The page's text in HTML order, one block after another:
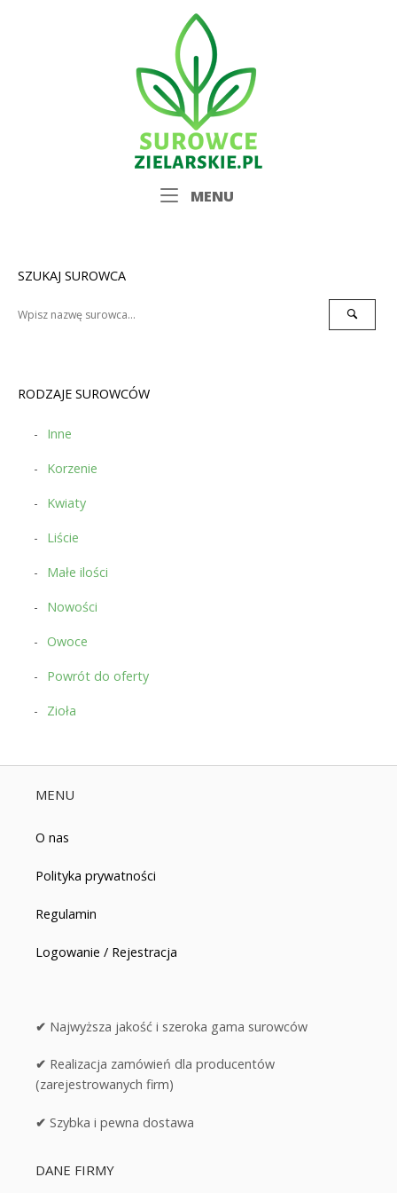
MENUMenu
SZUKAJ SUROWCA
Search
RODZAJE SUROWCÓW
Inne
Korzenie
Kwiaty
Liście
Małe ilości
Nowości
Owoce
Powrót do oferty
Zioła
MENU
O nas
Polityka prywatności
Regulamin
Logowanie / Rejestracja
✔ Najwyższa jakość i szeroka gama surowców
✔ Realizacja zamówień dla producentów
(zarejestrowanych firm)
✔ Szybka i pewna dostawa
DANE FIRMY